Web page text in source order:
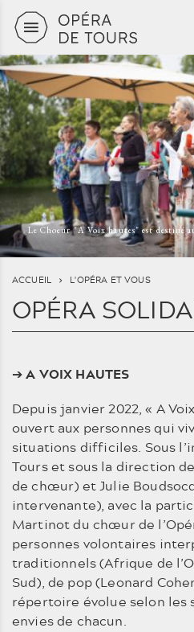
Aller au
Le Choeur "A Voix hautes" est destiné
ACCUEIL L'OPÉRA ET VOUS
OPÉRA
➔A VOIX HAUTES
Depuis janvier 2022, « A
ouvert aux personnes qui
situations difficiles. Sous
Tours et sous la direction
de chœur) et Julie
intervenante), avec la
Martinot du chœur de
personnes volontaires
traditionnels (Afrique de
Sud), de pop (Leonard
répertoire évolue selon les
envies de chacun.